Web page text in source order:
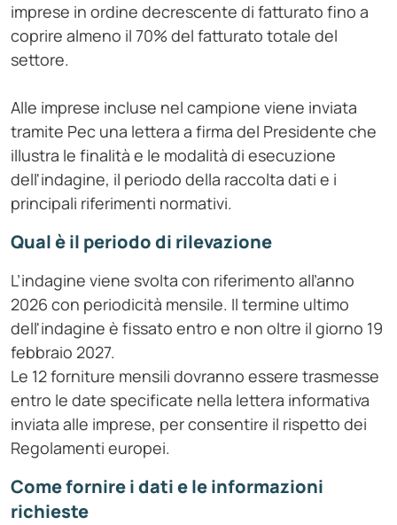
imprese in ordine decrescente di fatturato fino a
coprire almeno il 70% del fatturato totale del
settore.
Alle imprese incluse nel campione viene inviata
tramite Pec una lettera a firma del Presidente che
illustra le finalità e le modalità di esecuzione
dell'indagine, il periodo della raccolta dati e i
principali riferimenti normativi.
Qual è il periodo di rilevazione
L’indagine viene svolta con riferimento all’anno
2026 con periodicità mensile. Il termine ultimo
dell'indagine è fissato entro e non oltre il giorno 19
febbraio 2027.
Le 12 forniture mensili dovranno essere trasmesse
entro le date specificate nella lettera informativa
inviata alle imprese, per consentire il rispetto dei
Regolamenti europei.
Come fornire i dati e le informazioni
richieste